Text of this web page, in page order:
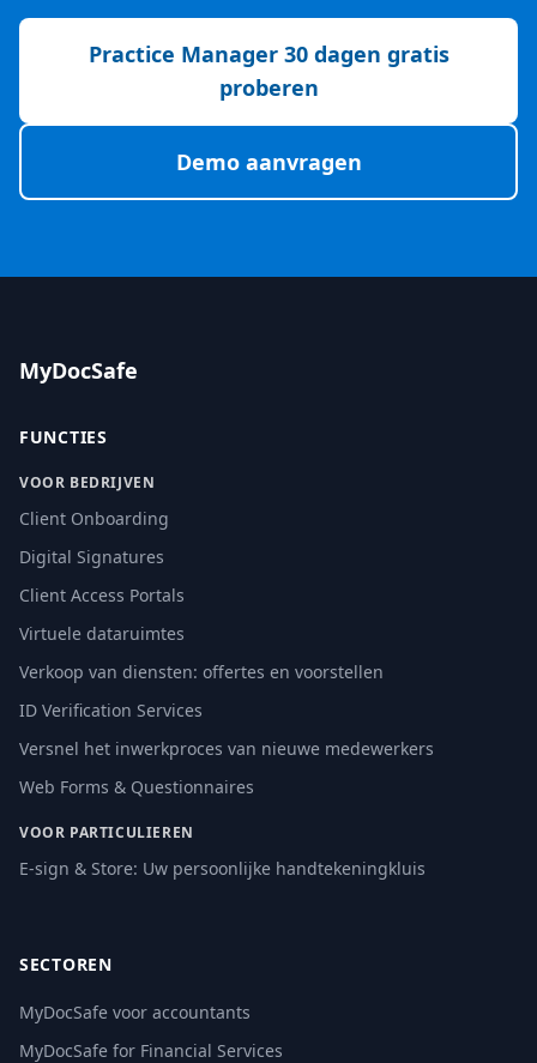
Practice Manager 30 dagen gratis
proberen
Demo aanvragen
MyDocSafe
FUNCTIES
VOOR BEDRIJVEN
Client Onboarding
Digital Signatures
Client Access Portals
Virtuele dataruimtes
Verkoop van diensten: offertes en voorstellen
ID Verification Services
Versnel het inwerkproces van nieuwe medewerkers
Web Forms & Questionnaires
VOOR PARTICULIEREN
E-sign & Store: Uw persoonlijke handtekeningkluis
SECTOREN
MyDocSafe voor accountants
MyDocSafe for Financial Services